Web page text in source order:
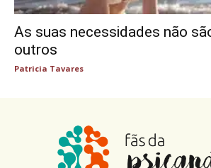
As suas necessidades não
outros
Patricia Tavares